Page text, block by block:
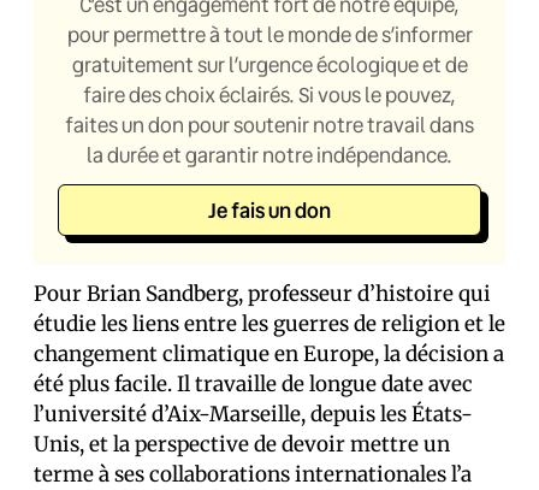
pour permettre à tout le monde de s’informer
gratuitement sur l’urgence écologique et de
faire des choix éclairés. Si vous le pouvez,
faites un don pour soutenir notre travail dans
la durée et garantir notre indépendance.
Je fais un don
Pour Brian Sandberg, professeur d’histoire qui
étudie les liens entre les guerres de religion et le
changement climatique en Europe, la décision a
été plus facile. Il travaille de longue date avec
l’université d’Aix-Marseille, depuis les États-
Unis, et la perspective de devoir mettre un
terme à ses collaborations internationales l’a